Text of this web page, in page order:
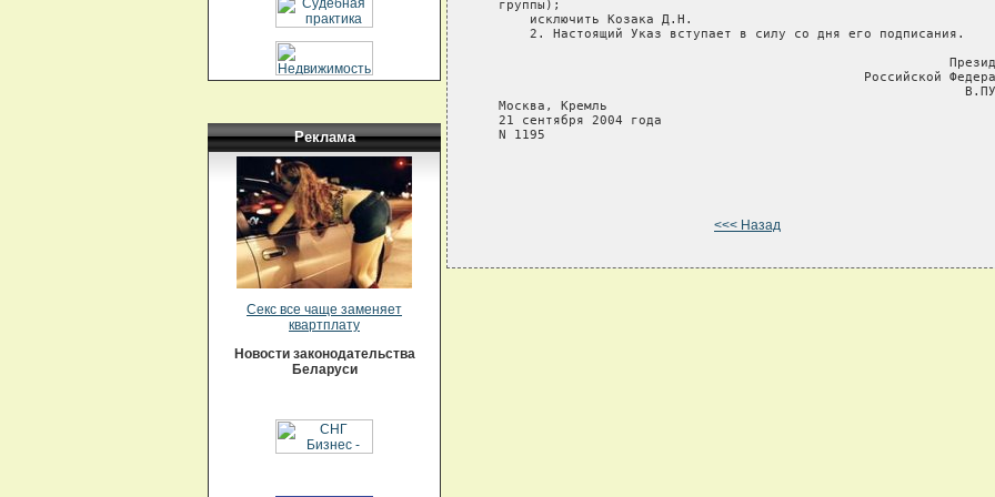
Реклама
Секс все чаще заменяет
квартплату
Новости законодательства
Беларуси
   группы);
       исключить Козака Д.Н.
       2. Настоящий Указ вступает в силу со дня его подписания.
Российской
   Москва, Кремль
   21 сентября 2004 года
   N 1195
<<< Назад